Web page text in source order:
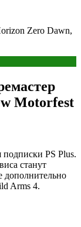
Zero Dawn,
Motorfest
PS Plus.
станут
дополнительно
Arms 4.